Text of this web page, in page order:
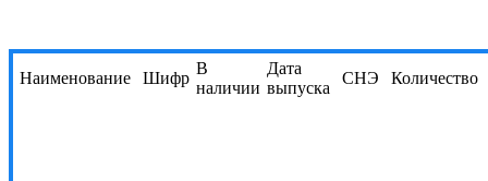
Наименование Шифр
В
наличии
Дата
выпуска
СНЭ Количество